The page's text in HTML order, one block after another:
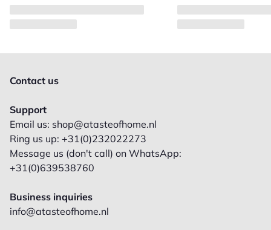
Contact us
Support
Email us: shop@atasteofhome.nl
Ring us up: +31(0)232022273
Message us (don't call) on WhatsApp:
+31(0)639538760
Business inquiries
info@atasteofhome.nl